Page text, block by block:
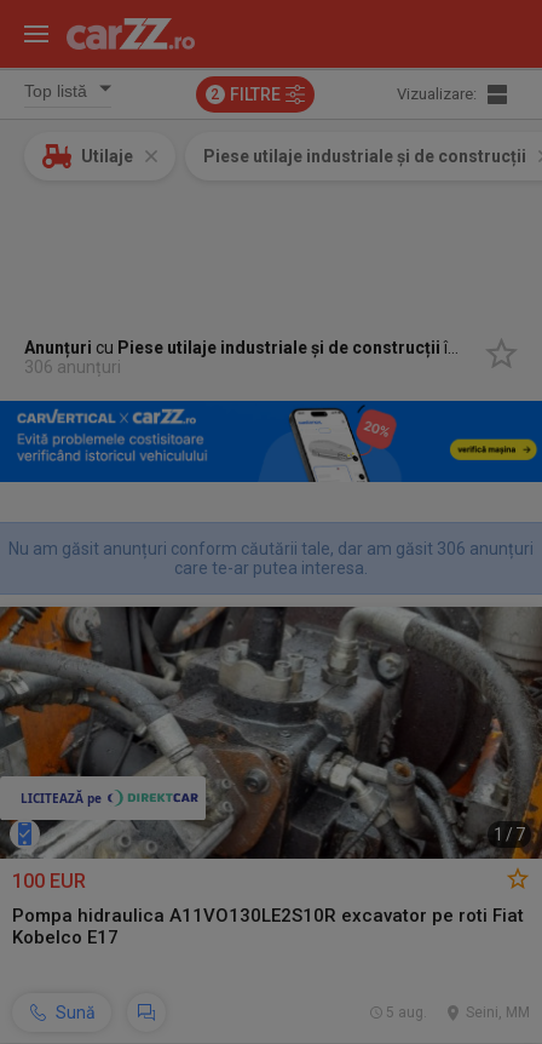
2 FILTRE Vizualizare:
Utilaje Piese utilaje industriale și de construcții
Anunțuri cu Piese utilaje industriale și de construcțiiîn
Alba
306 anunțuri
Nu am găsit anunțuri conform căutării tale, dar am găsit 306 anunțuri
care te-ar putea interesa.
1 / 7
100 EUR
Pompa hidraulica A11VO130LE2S10R excavator pe roti Fiat
Kobelco E17
Sună Seini, MM
5 aug.